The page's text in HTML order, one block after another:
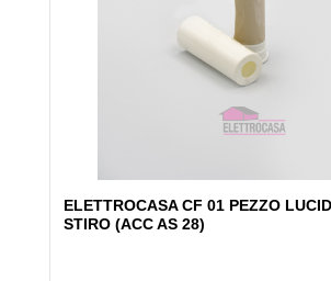
ELETTROCASA CF 01 PEZZO
STIRO (ACC AS 28)